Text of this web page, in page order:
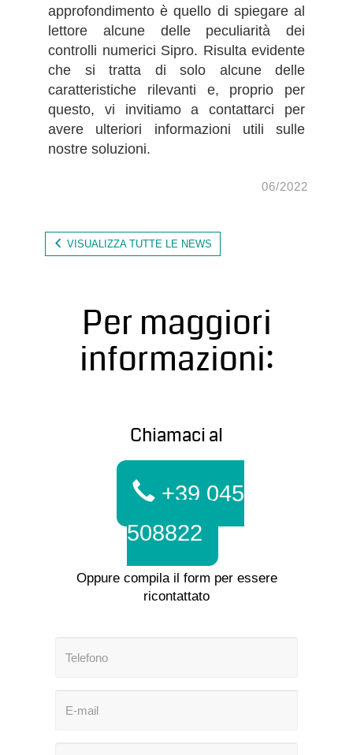
approfondimento è quello di spiegare al
lettore alcune delle peculiarità dei
controlli numerici Sipro. Risulta evidente
che si tratta di solo alcune delle
caratteristiche rilevanti e, proprio per
questo, vi invitiamo a contattarci per
avere ulteriori informazioni utili sulle
nostre soluzioni.
06/2022
VISUALIZZA TUTTE LE NEWS
Per maggiori
informazioni:
Chiamaci al
+39 045
508822
Oppure compila il form per essere
ricontattato